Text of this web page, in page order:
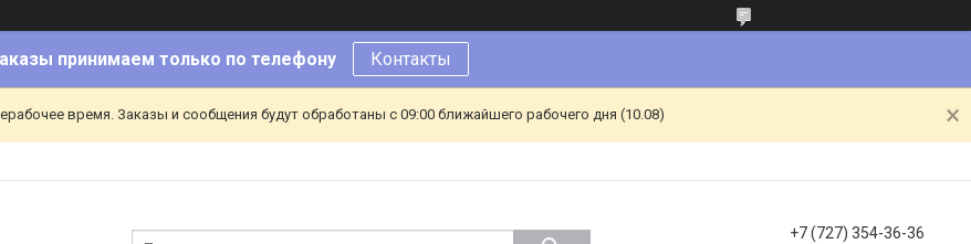
принимаем только по телефону Контакты
время. Заказы и сообщения будут обработаны с 09:00 ближайшего рабочего дня (10.08)
+7 (727) 354-36-36